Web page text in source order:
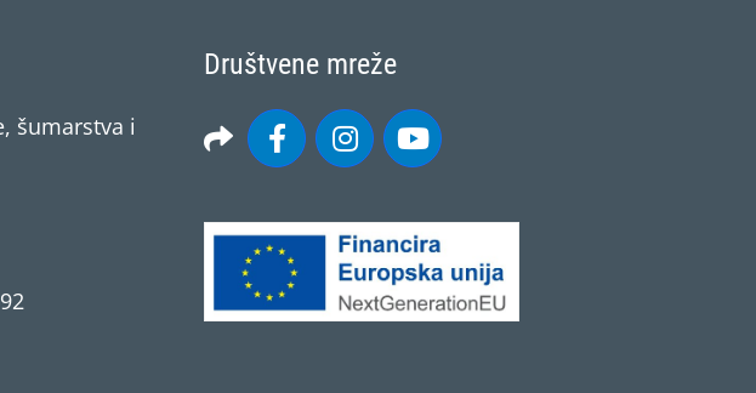
šumarstva i
Društvene mreže